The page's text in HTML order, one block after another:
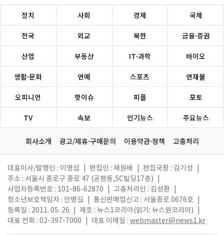
정치 사회 경제 국제
전국 외교 북한 금융·증권
산업 부동산 IT·과학 바이오
생활·문화 연예 스포츠 연재물
오피니언 핫이슈 피플 포토
TV 속보 인기뉴스 주요뉴스
회사소개 광고/제휴·구매문의 이용약관·정책 고충처리
대표이사/발행인 : 이영섭 편집인 : 채원배 편집국장 : 김기성
주소 : 서울시 종로구 종로 47 (공평동,SC빌딩17층)
사업자등록번호 : 101-86-62870
고충처리인 : 김성환
청소년보호책임자 : 안병길
통신판매업신고 : 서울종로 0676호
등록일 : 2011. 05. 26
제호 : 뉴스1코리아(읽기: 뉴스원코리아)
대표 전화 : 02-397-7000
대표 이메일 : webmaster@news1.kr